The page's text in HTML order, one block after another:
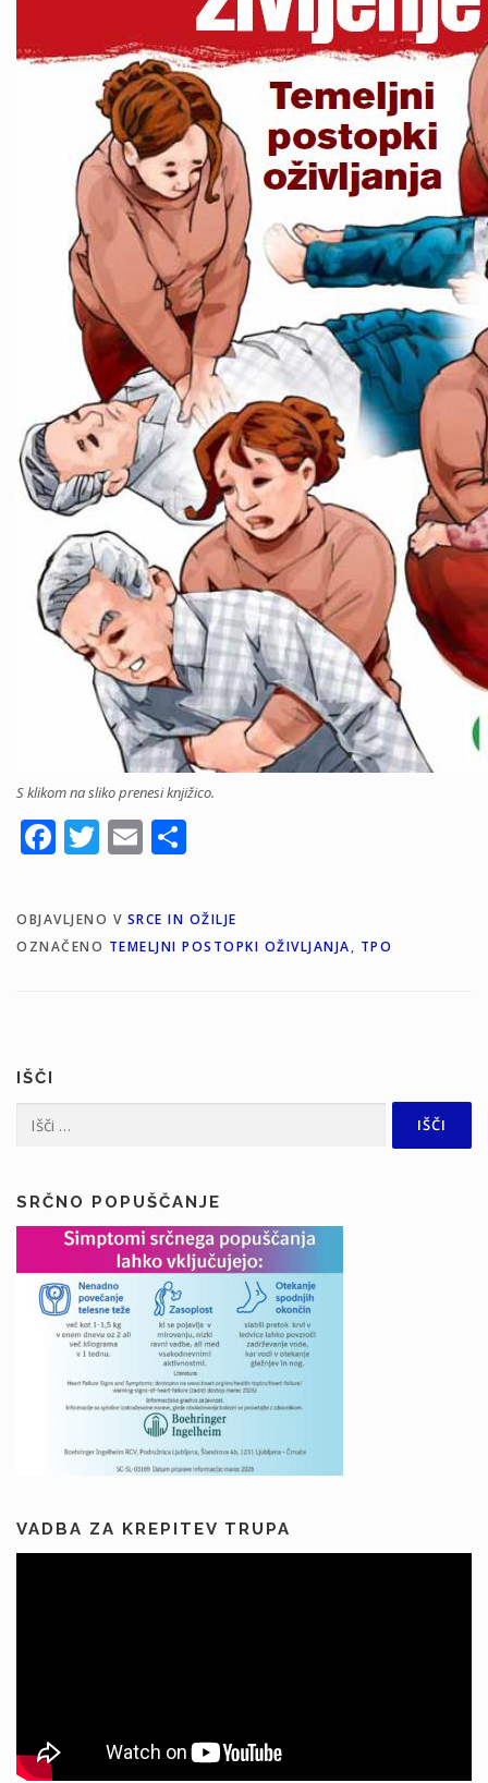
S klikom na sliko prenesi knjižico.
Facebook
Twitter
Email
OBJAVLJENO V SRCE IN OŽILJE
OZNAČENO TEMELJNI POSTOPKI OŽIVLJANJA, TPO
IŠČI
SRČNO POPUŠČANJE
VADBA ZA KREPITEV TRUPA